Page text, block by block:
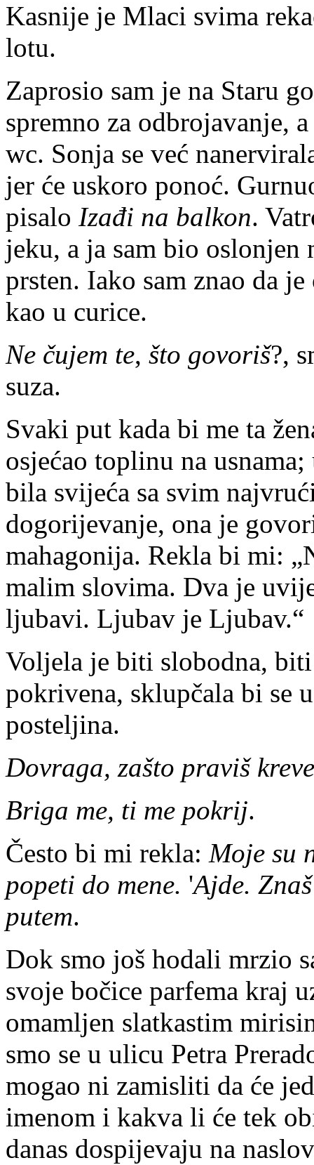
Kasnije je Mlaci svima
lotu.
Zaprosio sam je na Staru
spremno za odbrojavanje,
wc. Sonja se već
jer će uskoro ponoć.
pisalo Izađi na balkon.
jeku, a ja sam bio
prsten. Iako sam znao da
kao u curice.
Ne čujem te, što govoriš?,
suza.
Svaki put kada bi me ta
osjećao toplinu na
bila svijeća sa svim
dogorijevanje, ona je
mahagonija. Rekla bi mi:
malim slovima. Dva je
ljubavi. Ljubav je Ljubav.“
Voljela je biti slobodna,
pokrivena, sklupčala bi se
posteljina.
Dovraga, zašto praviš
Briga me, ti me pokrij.
Često bi mi rekla: Moje su
popeti do mene. 'Ajde.
putem.
Dok smo još hodali mrzio
svoje bočice parfema kraj
omamljen slatkastim
smo se u ulicu Petra
mogao ni zamisliti da će
imenom i kakva li će tek
danas dospijevaju na